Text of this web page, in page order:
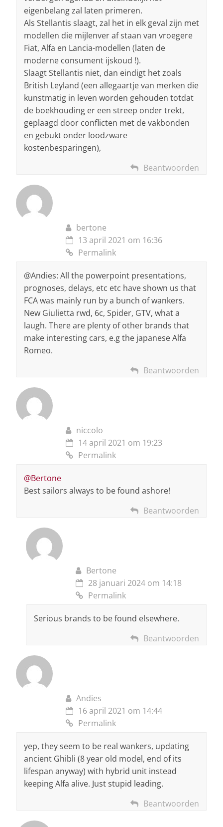
eigenbelang zal laten primeren.
Als Stellantis slaagt, zal het in elk geval zijn met
modellen die mijlenver af staan van vroegere
Fiat, Alfa en Lancia-modellen (laten de
moderne consument ijskoud !).
Slaagt Stellantis niet, dan eindigt het zoals
British Leyland (een allegaartje van merken die
kunstmatig in leven worden gehouden totdat
de boekhouding er een streep onder trekt,
geplaagd door conflicten met de vakbonden
en gebukt onder loodzware
kostenbesparingen),
Beantwoorden
bertone
13 april 2021 om 16:36
Permalink
@Andies: All the powerpoint presentations,
prognoses, delays, etc etc have shown us that
FCA was mainly run by a bunch of wankers.
New Giulietta rwd, 6c, Spider, GTV, what a
laugh. There are plenty of other brands that
make interesting cars, e.g the japanese Alfa
Romeo.
Beantwoorden
niccolo
14 april 2021 om 19:23
Permalink
@Bertone
Best sailors always to be found ashore!
Beantwoorden
Bertone
28 januari 2024 om 14:18
Permalink
Serious brands to be found elsewhere.
Beantwoorden
Andies
16 april 2021 om 14:44
Permalink
yep, they seem to be real wankers, updating
ancient Ghibli (8 year old model, end of its
lifespan anyway) with hybrid unit instead
keeping Alfa alive. Just stupid leading.
Beantwoorden